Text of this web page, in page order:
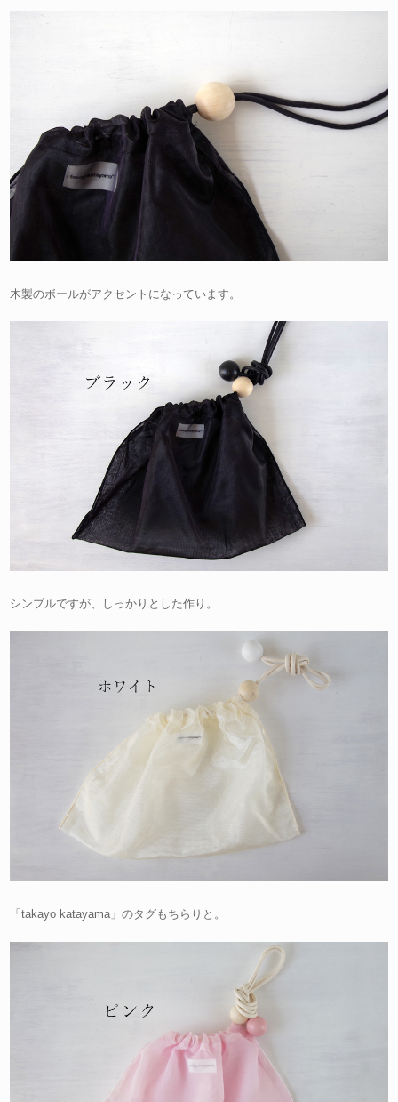
木製のボールがアクセントになっています。
シンプルですが、しっかりとした作り。
「takayo katayama」のタグもちらりと。